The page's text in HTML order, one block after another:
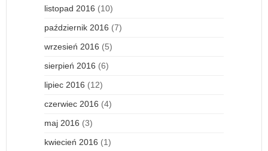
listopad 2016 (10)
październik 2016 (7)
wrzesień 2016 (5)
sierpień 2016 (6)
lipiec 2016 (12)
czerwiec 2016 (4)
maj 2016 (3)
kwiecień 2016 (1)